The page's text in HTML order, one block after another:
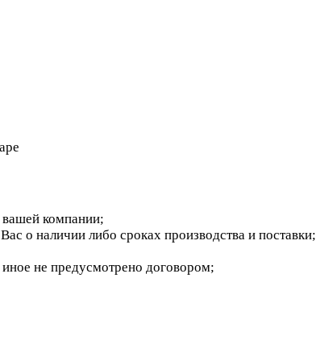
компании;
о наличии либо сроках производства и поставки;
не предусмотрено договором;